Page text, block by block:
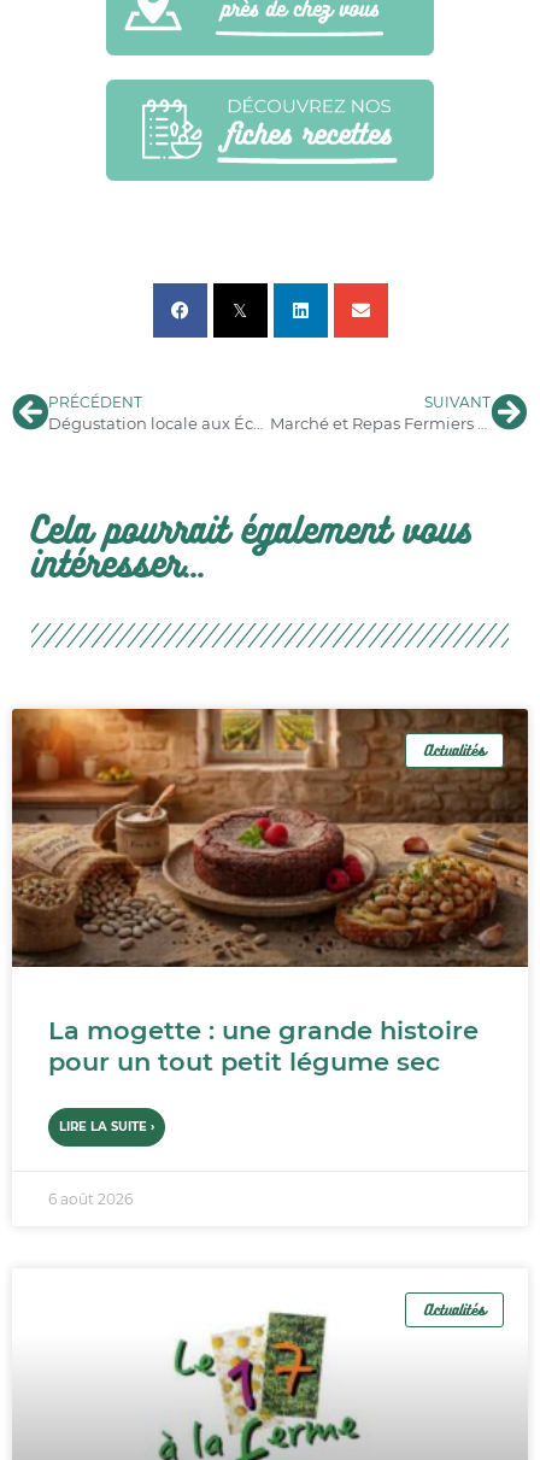
PRÉCÉDENT
Dégustation locale aux Échappées Nature 2025- Samedi 28 JUIN 2025
SUIVANT
Marché et Repas Fermiers à Villars-Les-Bois – Vendredi 8 août 2025
Cela pourrait également vous
intéresser...
Actualités
La mogette : une grande histoire
pour un tout petit légume sec
LIRE LA SUITE ›
6 août 2026
Actualités